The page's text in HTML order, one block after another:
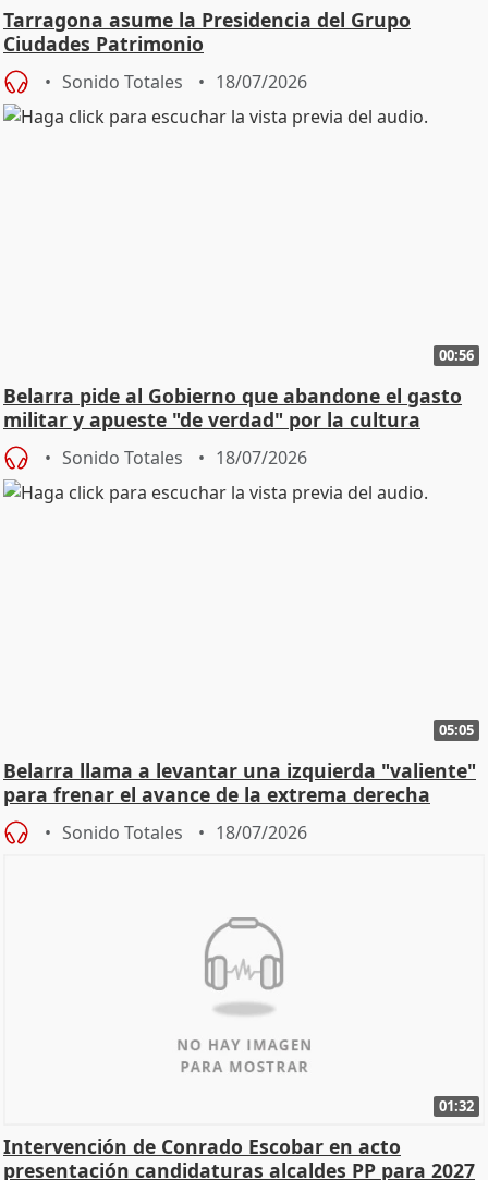
Tarragona asume la Presidencia del Grupo
Ciudades Patrimonio
Sonido Totales 18/07/2026
00:56
Belarra pide al Gobierno que abandone el gasto
militar y apueste "de verdad" por la cultura
Sonido Totales 18/07/2026
05:05
Belarra llama a levantar una izquierda "valiente"
para frenar el avance de la extrema derecha
Sonido Totales 18/07/2026
01:32
Intervención de Conrado Escobar en acto
presentación candidaturas alcaldes PP para 2027